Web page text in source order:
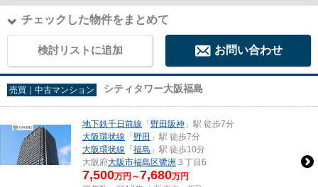
チェックした物件をまとめて
検討リストに追加 お問い合わせ
売買｜中古マンション シティタワー大阪福島
地下鉄千日前線 「 野田阪神 」駅 徒歩7分
大阪環状線 「 野田 」駅 徒歩7分
大阪環状線 「 福島 」駅 徒歩10分
大阪府大阪市福島区鷺洲 ３丁目6
7,500万円～7,680万円